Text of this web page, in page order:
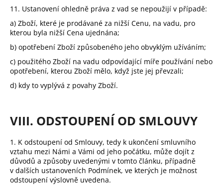
11. Ustanovení ohledně práva z vad se nepoužijí v případě:
a) Zboží, které je prodávané za nižší Cenu, na vadu, pro
kterou byla nižší Cena ujednána;
b) opotřebení Zboží způsobeného jeho obvyklým užíváním;
c) použitého Zboží na vadu odpovídající míře používání nebo
opotřebení, kterou Zboží mělo, když jste jej převzali;
d) kdy to vyplývá z povahy Zboží.
VIII. ODSTOUPENÍ OD SMLOUVY
1. K odstoupení od Smlouvy, tedy k ukončení smluvního
vztahu mezi Námi a Vámi od jeho počátku, může dojít z
důvodů a způsoby uvedenými v tomto článku, případně
v dalších ustanoveních Podmínek, ve kterých je možnost
odstoupení výslovně uvedena.